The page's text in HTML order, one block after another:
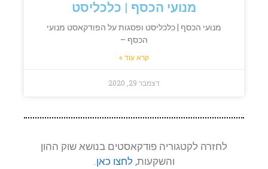
מנועי הכסף | כלכליסט
מנועי הכסף | כלכליסט ופסגות על הפודקאסט מנועי
הכסף –
קרא עוד »
דצמבר 29, 2020
לחזרה לקטגוריה פודקאסטים בנושא שוק ההון
והשקעות,לחצו כאן